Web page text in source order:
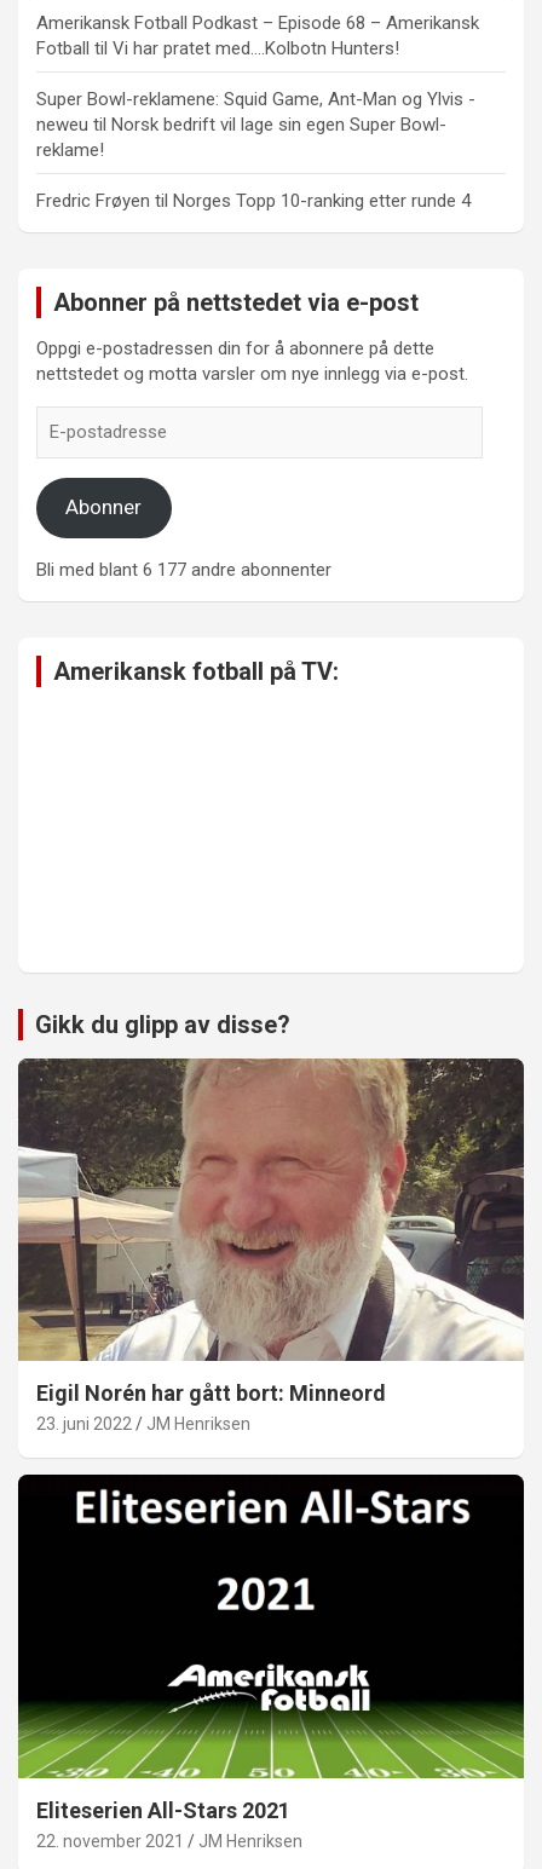
Amerikansk Fotball Podkast – Episode 68 – Amerikansk
Fotball til Vi har pratet med….Kolbotn Hunters!
Super Bowl-reklamene: Squid Game, Ant-Man og Ylvis -
neweu til Norsk bedrift vil lage sin egen Super Bowl-
reklame!
Fredric Frøyen til Norges Topp 10-ranking etter runde 4
Abonner på nettstedet via e-post
Oppgi e-postadressen din for å abonnere på dette
nettstedet og motta varsler om nye innlegg via e-post.
postadresse
Abonner
Bli med blant 6 177 andre abonnenter
Amerikansk fotball på TV:
Gikk du glipp av disse?
Eigil Norén har gått bort: Minneord
23. juni 2022 JM Henriksen
Eliteserien All-Stars 2021
22. november 2021 JM Henriksen